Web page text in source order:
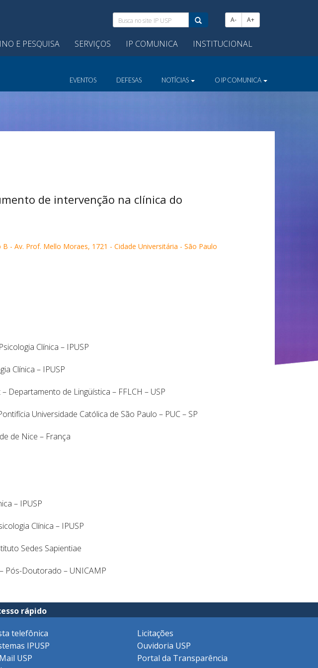
Busca
no
site
IP
A- A+
E PESQUISA SERVIÇOS IP COMUNICA INSTITUCIONAL
EVENTOS DEFESAS NOTÍCIAS O IP COMUNICA
de intervenção na clínica do
- Av. Prof. Mello Moraes, 1721 - Cidade Universitária - São Paulo
Clínica – IPUSP
Clínica – IPUSP
Departamento de Lingüística – FFLCH – USP
Universidade Católica de São Paulo – PUC – SP
de Nice – França
– IPUSP
Clínica – IPUSP
Sedes Sapientiae
Pós-Doutorado – UNICAMP
rápido
telefônica
IPUSP
USP
Licitações
Ouvidoria USP
Portal da Transparência